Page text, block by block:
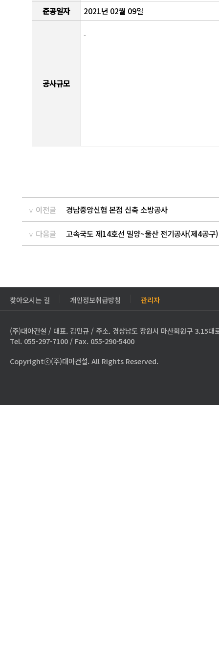
준공일자
2021년 02월 09일
공사규모
-
이전글 경남중앙신협 본점 신축 소방공사
다음글 고속국도 제14호선 밀양~울산 전기공사(제4공구)
찾아오시는 길 개인정보취급방침 관리자
(주)대아건설 / 대표. 김민규 / 주소. 경상남도 창원시 마산회원구 3.15대
Tel. 055-297-7100 / Fax. 055-290-5400
Copyrightⓒ(주)대아건설. All Rights Reserved.